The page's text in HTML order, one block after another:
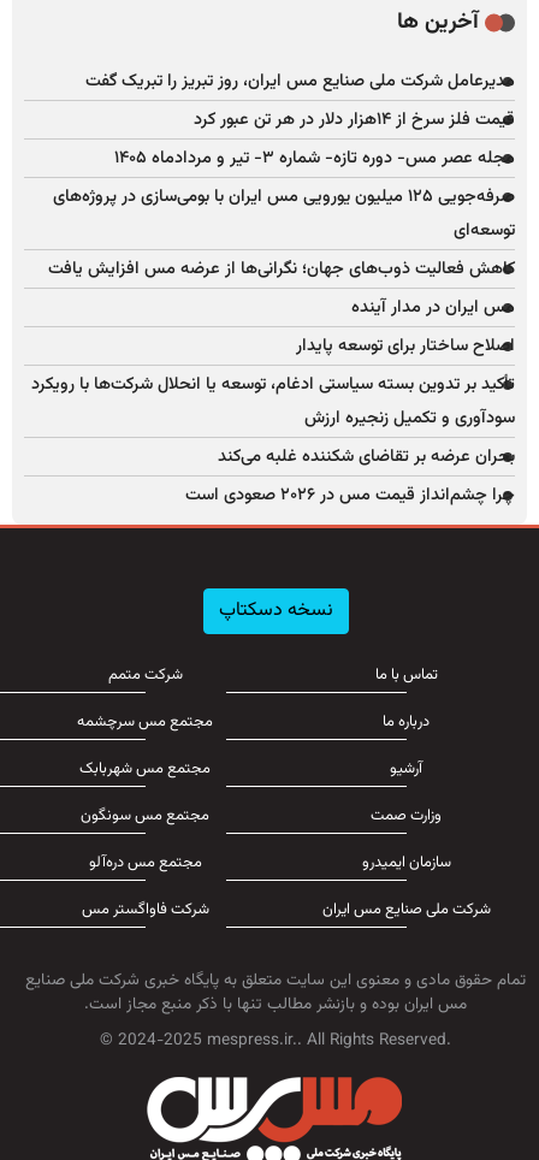
آخرین ها
مدیرعامل شرکت ملی صنایع مس ایران، روز تبریز را تبریک گفت
قیمت فلز سرخ از ۱۴هزار دلار در هر تن عبور کرد
مجله عصر مس- دوره تازه- شماره ۳- تیر و مردادماه ۱۴۰۵
صرفه‌جویی ۱۲۵ میلیون یورویی مس ایران با بومی‌سازی در پروژه‌های
توسعه‌ای
کاهش فعالیت ذوب‌های جهان؛ نگرانی‌ها از عرضه مس افزایش یافت
مس ایران در مدار آینده
اصلاح ساختار برای توسعه پایدار
تأکید بر تدوین بسته سیاستی ادغام، توسعه یا انحلال شرکت‌ها با رویکرد
سودآوری و تکمیل زنجیره ارزش
بحران عرضه بر تقاضای شکننده غلبه می‌کند
چرا چشم‌انداز قیمت مس در ۲۰۲۶ صعودی است
نسخه دسکتاپ
تماس با ما
درباره ما
آرشیو
وزارت صمت
سازمان ایمیدرو
شرکت ملی صنایع مس ایران
شرکت متمم
مجتمع مس سرچشمه
مجتمع مس شهربابک
مجتمع مس سونگون
مجتمع مس دره‌آلو
شرکت فاواگستر مس
تمام حقوق مادی و معنوی این سایت متعلق به پایگاه خبری شرکت ملی صنایع
مس ایران بوده و بازنشر مطالب تنها با ذکر منبع مجاز است.
© 2024-2025 mespress.ir.. All Rights Reserved.